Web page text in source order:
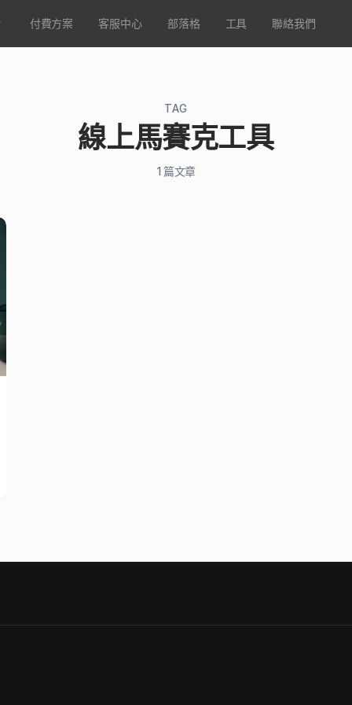
付費方案 客服中心 部落格 工具 聯絡我們
TAG
線上馬賽克工具
1 篇文章